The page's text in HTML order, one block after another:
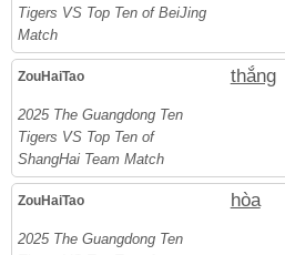
Tigers VS Top Ten of BeiJing
Match
ZouHaiTao thắng
2025 The Guangdong Ten
Tigers VS Top Ten of
ShangHai Team Match
ZouHaiTao hòa
2025 The Guangdong Ten